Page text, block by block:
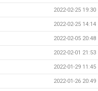
2022-02-25 19:30
2022-02-25 14:14
2022-02-05 20:48
2022-02-01 21:53
2022-01-29 11:45
2022-01-26 20:49